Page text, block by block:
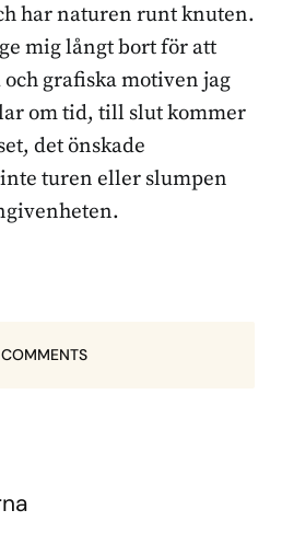
har naturen runt knuten.
mig långt bort för att
grafiska motiven jag
om tid, till slut kommer
det önskade
turen eller slumpen